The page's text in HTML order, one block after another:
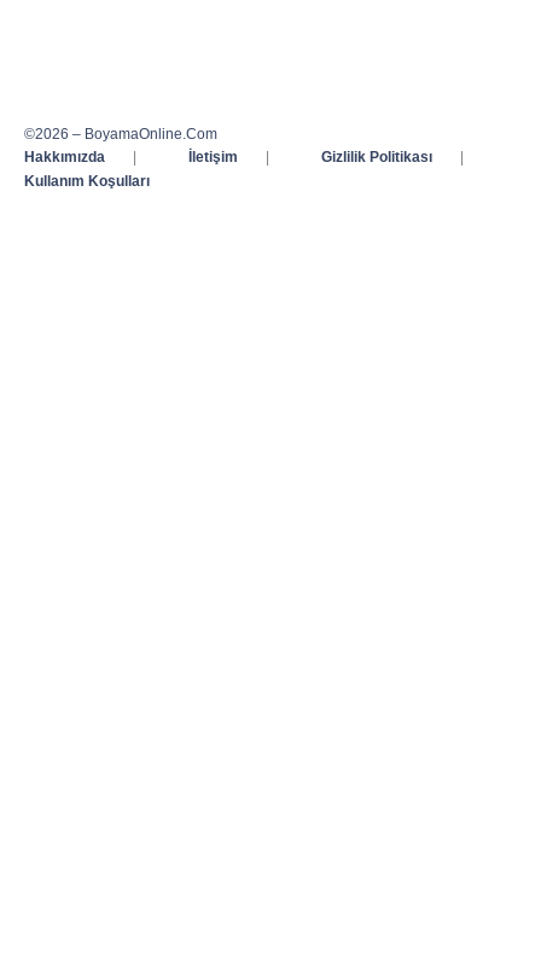
©2026 – BoyamaOnline.Com
Hakkımızda
| İletişim | Gizlilik Politikası
|
Kullanım Koşulları